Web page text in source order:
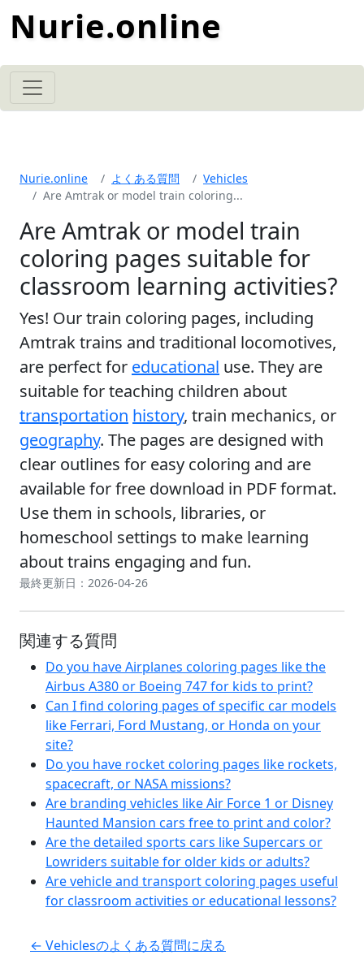
Nurie.online
Nurie.online よくある質問
Vehicles
Are Amtrak or model train coloring...
Are Amtrak or model train
coloring pages suitable for
classroom learning activities?
Yes! Our train coloring pages, including
Amtrak trains and traditional locomotives,
are perfect for educational use. They are
suitable for teaching children about
transportation history, train mechanics, or
geography. The pages are designed with
clear outlines for easy coloring and are
available for free download in PDF format.
Use them in schools, libraries, or
homeschool settings to make learning
about trains engaging and fun.
最終更新日：2026-04-26
関連する質問
Do you have Airplanes coloring pages like the
Airbus A380 or Boeing 747 for kids to print?
Can I find coloring pages of specific car models
like Ferrari, Ford Mustang, or Honda on your
site?
Do you have rocket coloring pages like rockets,
spacecraft, or NASA missions?
Are branding vehicles like Air Force 1 or Disney
Haunted Mansion cars free to print and color?
Are the detailed sports cars like Supercars or
Lowriders suitable for older kids or adults?
Are vehicle and transport coloring pages useful
for classroom activities or educational lessons?
← Vehiclesのよくある質問に戻る